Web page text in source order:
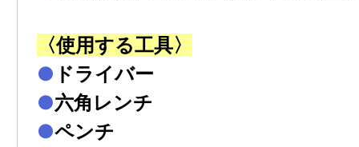
〈使⽤する⼯具〉
● ドライバー
●六⾓レンチ
●ペンチ